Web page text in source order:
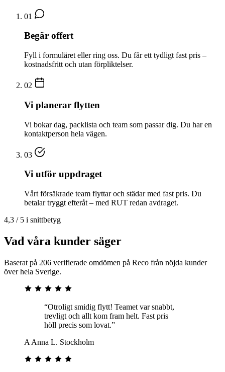
01
Begär offert
Fyll i formuläret eller ring oss. Du får ett tydligt fast pris –
kostnadsfritt och utan förpliktelser.
02
Vi planerar flytten
Vi bokar dag, packlista och team som passar dig. Du har en
kontaktperson hela vägen.
03
Vi utför uppdraget
Vårt försäkrade team flyttar och städar med fast pris. Du
betalar tryggt efteråt – med RUT redan avdraget.
4,3 / 5 i snittbetyg
Vad våra kunder säger
Baserat på 206 verifierade omdömen på Reco från nöjda kunder
över hela Sverige.
“Otroligt smidig flytt! Teamet var snabbt,
trevligt och allt kom fram helt. Fast pris
höll precis som lovat.”
A Anna L. Stockholm